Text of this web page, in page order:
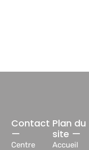
Plan du
site —
Accueil
Contact
—
Centre